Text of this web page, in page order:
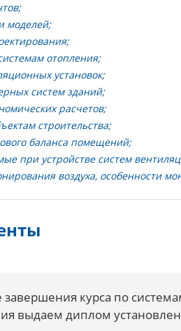
моделей;
отопления;
установок;
систем зданий;
расчетов;
строительства;
баланса помещений;
при устройстве систем
воздуха, особенности
курса по
выдаем диплом